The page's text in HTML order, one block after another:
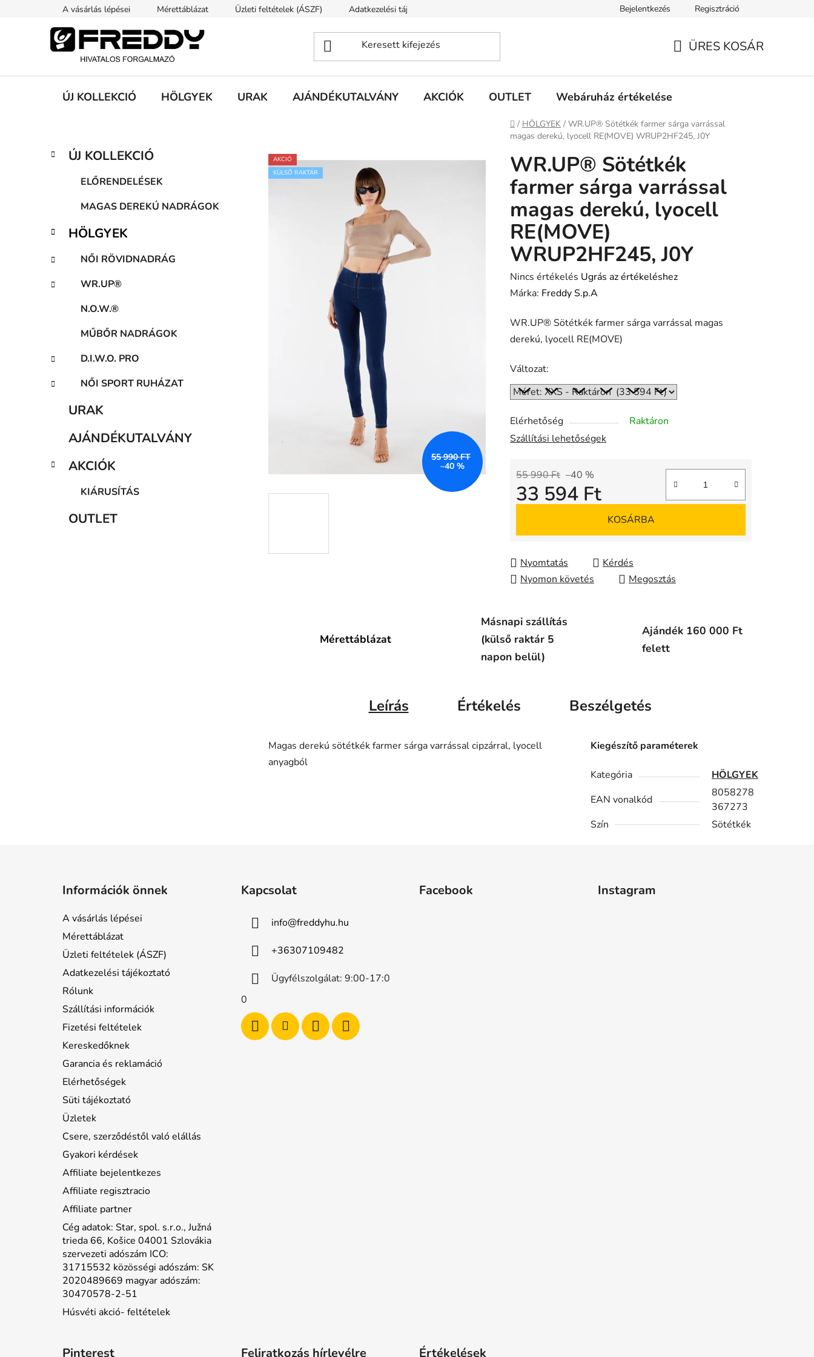
tartalomhoz
A vásárlás lépései Mérettáblázat Üzleti feltételek (ÁSZF) Adatkezelési tájékoztató Fizetési feltételek Kereskedőknek
Bejelentkezés Regisztráció
ÜRES KOSÁR
ÚJ KOLLEKCIÓ HÖLGYEK URAK AJÁNDÉKUTALVÁNY AKCIÓK OUTLET Webáruház értékelése
Kezdőlap
/ HÖLGYEK / WR.UP® Sötétkék farmer sárga varrással
magas derekú, lyocell RE(MOVE) WRUP2HF245, J0Y
O
s
p
n
Kategóriák
átugrása
K
a
r
á
k
ÚJ KOLLEKCIÓ
ELŐRENDELÉSEK
MAGAS DEREKÚ NADRÁGOK
HÖLGYEK
NŐI RÖVIDNADRÁG
WR.UP®
N.O.W.®
MŰBŐR NADRÁGOK
D.I.W.O. PRO
NŐI SPORT RUHÁZAT
URAK
AJÁNDÉKUTALVÁNY
AKCIÓK
KIÁRUSÍTÁS
OUTLET
WR.UP® Sötétkék
farmer sárga varrással
magas derekú, lyocell
RE(MOVE)
WRUP2HF245, J0Y
A
termék
értékelése
5-
0,0
csillag.
Nincs értékelés Ugrás az értékeléshez
Márka: Freddy S.p.A
WR.UP® Sötétkék farmer sárga varrással magas
derekú, lyocell RE(MOVE)
Változat:
Elérhetőség
Raktáron
Szállítási lehetőségek
55 990 Ft –40 %
33 594 Ft
KOSÁRBA
Nyomtatás
Kérdés
Nyomon követés
Megosztás
AKCIÓ
KÜLSŐ RAKTÁR
55 990 FT
–40 %
Mérettáblázat
Másnapi szállítás
(külső raktár 5
napon belül)
Ajándék 160 000 Ft
felett
Leírás Értékelés Beszélgetés
Magas derekú sötétkék farmer sárga varrással cipzárral, lyocell
anyagból
Kiegészítő paraméterek
Kategória
HÖLGYEK
EAN vonalkód
8058278
367273
Szín
Sötétkék
Információk önnek
A vásárlás lépései
Mérettáblázat
Üzleti feltételek (ÁSZF)
Adatkezelési tájékoztató
Rólunk
Szállítási információk
Fizetési feltételek
Kereskedőknek
Garancia és reklamáció
Elérhetőségek
Süti tájékoztató
Üzletek
Csere, szerződéstől való elállás
Gyakori kérdések
Affiliate bejelentkezes
Affiliate regisztracio
Affiliate partner
Cég adatok: Star, spol. s.r.o., Južná
trieda 66, Košice 04001 Szlovákia
szervezeti adószám ICO:
31715532 közösségi adószám: SK
2020489669 magyar adószám:
30470578-2-51
Húsvéti akció- feltételek
Kapcsolat
info@freddyhu.hu
+36307109482
Ügyfélszolgálat: 9:00-17:0
0
Facebook Instagram
Pinterest Feliratkozás hírlevélre
Értékelések